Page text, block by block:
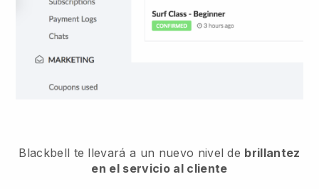
Blackbell te llevará a un nuevo nivel de brillantez
en el servicio al cliente